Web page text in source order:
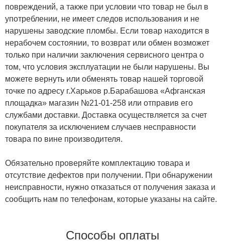
повреждений, а также при условии что товар не был в
употреблении, не имеет следов использования и не
нарушены заводские пломбы. Если товар находится в
нерабочем состоянии, то возврат или обмен возможет
только при наличии заключения сервисного центра о
том, что условия эксплуатации не были нарушены. Вы
можете вернуть или обменять товар нашей торговой
точке по адресу г.Харьков р.Барабашова «Афганская
площадка» магазин №21-01-258 или отправив его
службами доставки. Доставка осуществляется за счет
покупателя за исключением случаев несправности
товара по вине производителя.
Обязательно проверяйте комплектацию товара и
отсутствие дефектов при получении. При обнаружении
неисправности, нужно отказаться от получения заказа и
сообщить нам по телефонам, которые указаны на сайте.
Способы оплаты